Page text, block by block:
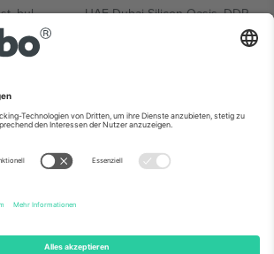
bul
Sofia,
UAE Dubai Silicon Oasis, DDP
Building A1, Office 302, Dubai,
Roma
06700
des Plattformanbieters kann je nach
Sie auf der jeweiligen Veranstaltungsseite, im